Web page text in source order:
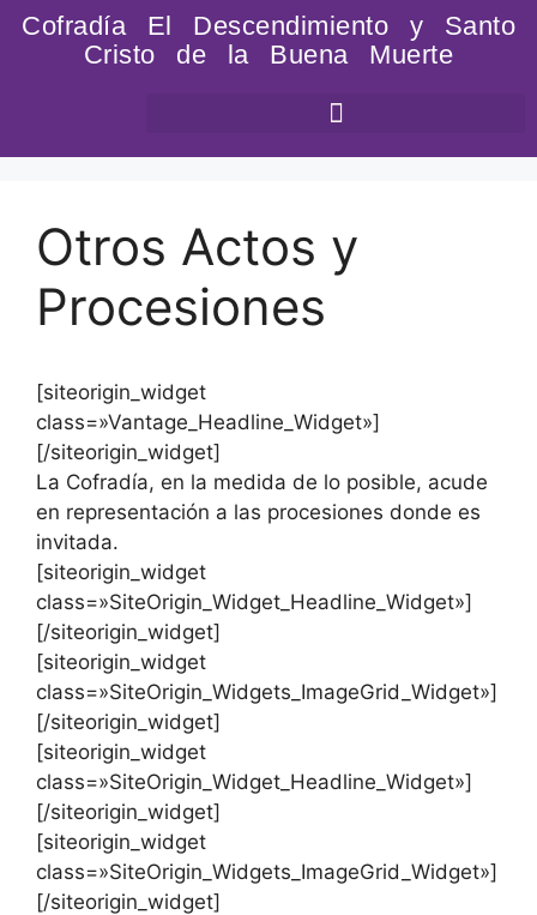
Cofradía El Descendimiento y Santo
Cristo de la Buena Muerte
Otros Actos y
Procesiones
[siteorigin_widget
class=»Vantage_Headline_Widget»]
[/siteorigin_widget]
La Cofradía, en la medida de lo posible, acude
en representación a las procesiones donde es
invitada.
[siteorigin_widget
class=»SiteOrigin_Widget_Headline_Widget»]
[/siteorigin_widget]
[siteorigin_widget
class=»SiteOrigin_Widgets_ImageGrid_Widget»]
[/siteorigin_widget]
[siteorigin_widget
class=»SiteOrigin_Widget_Headline_Widget»]
[/siteorigin_widget]
[siteorigin_widget
class=»SiteOrigin_Widgets_ImageGrid_Widget»]
[/siteorigin_widget]